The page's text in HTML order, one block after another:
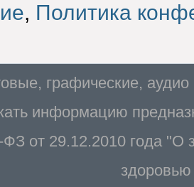
, Политика
графические,
информацию
от 29.12.2010 года "О